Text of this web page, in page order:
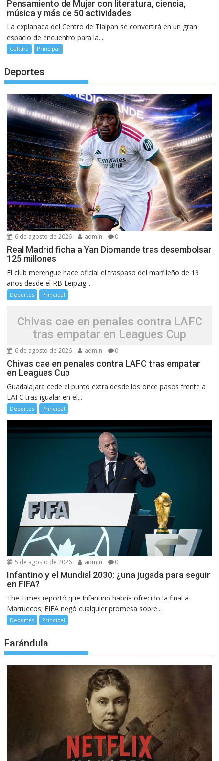
Pensamiento de Mujer con literatura, ciencia,
música y más de 50 actividades
La explanada del Centro de Tlalpan se convertirá en un gran
espacio de encuentro para la...
Cultura Principal
Deportes
6 de agosto de 2026 admin 0
Real Madrid ficha a Yan Diomande tras desembolsar
125 millones
El club merengue hace oficial el traspaso del marfileño de 19
años desde el RB Leipzig...
Deportes Principal
Chivas cae en penales contra LAFC
tras empatar en Leagues Cup
6 de agosto de 2026 admin 0
Chivas cae en penales contra LAFC tras empatar
en Leagues Cup
Guadalajara cede el punto extra desde los once pasos frente a
LAFC tras igualar en el...
Deportes Principal
5 de agosto de 2026 admin 0
Infantino y el Mundial 2030: ¿una jugada para seguir
en FIFA?
The Times reportó que Infantino habría ofrecido la final a
Marruecos; FIFA negó cualquier promesa sobre...
Deportes Principal
Farándula